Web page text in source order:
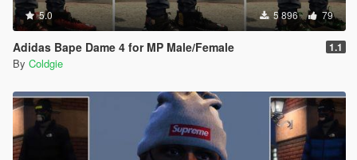
5.0 5 896 79
Adidas Bape Dame 4 for MP Male/Female 1.1
By Coldgie